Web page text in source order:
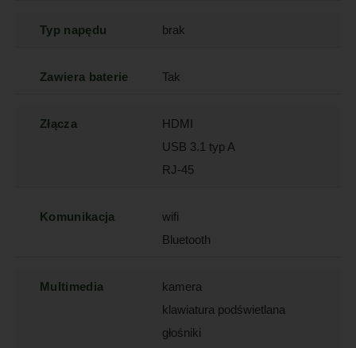
Typ napędu brak
Zawiera baterie Tak
Złącza
HDMI
USB 3.1 typ A
RJ-45
Komunikacja
wifi
Bluetooth
Multimedia
kamera
klawiatura podświetlana
głośniki